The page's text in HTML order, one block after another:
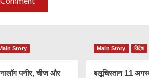
Story
पनीर, चीज और
Main Story विदेश
बलूचिस्तान 11